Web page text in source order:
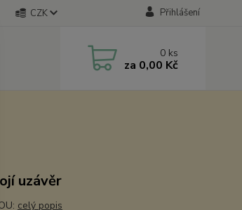
CZK Přihlášení
0 ks
za 0,00 Kč
uzávěr
celý popis